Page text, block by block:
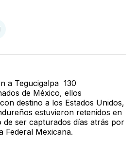
a Tegucigalpa 130
de México, ellos
destino a los Estados Unidos,
estuvieron retenidos en
de ser capturados días atrás por
Federal Mexicana.